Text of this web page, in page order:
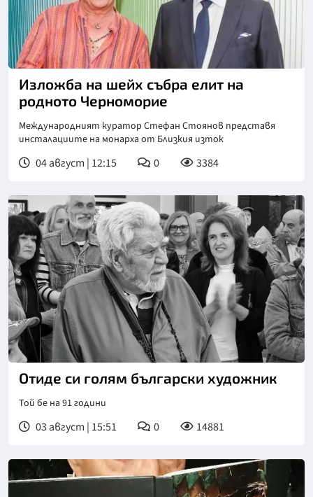
Изложба на шейх събра елит на
родното Черноморие
Международният куратор Стефан Стоянов представя
инсталациите на монарха от Близкия изток
04 август | 12:15 0 3384
Отиде си голям български художник
Той бе на 91 години
03 август | 15:51 0 14881